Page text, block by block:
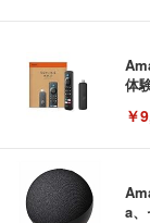
体
￥
a